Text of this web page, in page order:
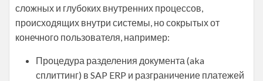
сложных и глубоких внутренних процессов,
происходящих внутри системы, но сокрытых от
конечного пользователя, например:
Процедура разделения документа (aka
сплиттинг) в SAP ERP и разграничение платежей